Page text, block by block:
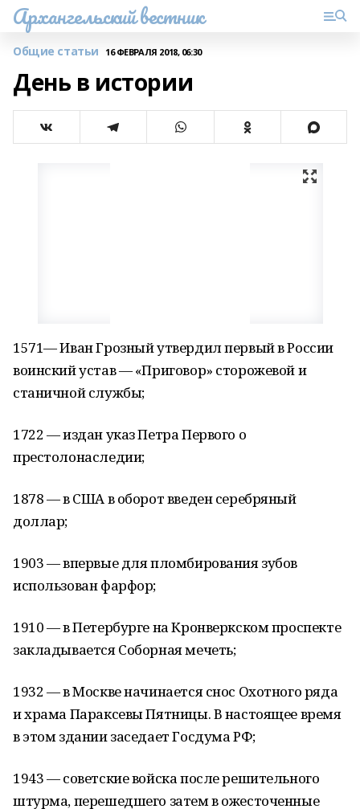
Архангельский вестник
Общие статьи 16 ФЕВРАЛЯ 2018, 06:30
День в истории
1571— Иван Грозный утвердил первый в России
воинский устав — «Приговор» сторожевой и
станичной службы;
1722 — издан указ Петра Первого о
престолонаследии;
1878 — в США в оборот введен серебряный
доллар;
1903 — впервые для пломбирования зубов
использован фарфор;
1910 — в Петербурге на Кронверкском проспекте
закладывается Соборная мечеть;
1932 — в Москве начинается снос Охотного ряда
и храма Параксевы Пятницы. В настоящее время
в этом здании заседает Госдума РФ;
1943 — советские войска после решительного
штурма, перешедшего затем в ожесточенные